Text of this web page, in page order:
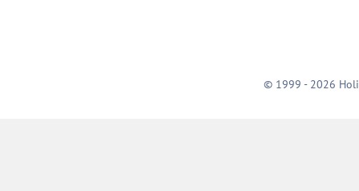
© 1999 - 2026